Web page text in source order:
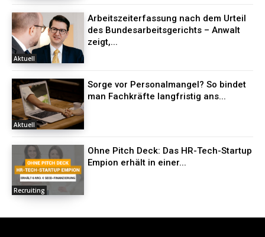
Aktuell
Arbeitszeiterfassung nach dem Urteil
des Bundesarbeitsgerichts – Anwalt
zeigt,...
Aktuell
Sorge vor Personalmangel? So bindet
man Fachkräfte langfristig ans...
Recruiting
Ohne Pitch Deck: Das HR-Tech-Startup
Empion erhält in einer...